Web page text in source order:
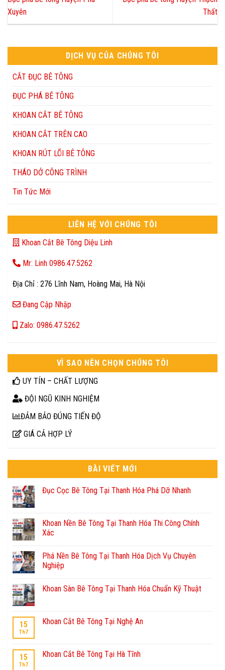
Xuyên
Thất
DỊCH VỤ CỦA CHÚNG TÔI
CẮT ĐỤC BÊ TÔNG
ĐỤC PHÁ BÊ TÔNG
KHOAN CẮT BÊ TÔNG
KHOAN CẮT TRÊN CAO
KHOAN RÚT LÕI BÊ TÔNG
THÁO DỞ CÔNG TRÌNH
Tin Tức Mới
LIÊN HỆ VỚI CHÚNG TÔI
Khoan Cắt Bê Tông Diệu Linh
Mr: Linh 0986.47.5262
Địa Chỉ : 276 Lĩnh Nam, Hoàng Mai, Hà Nội
Đang Cập Nhập
Zalo: 0986.47.5262
VÌ SAO NÊN CHỌN CHÚNG TÔI
UY TÍN – CHẤT LƯỢNG
ĐỘI NGŨ KINH NGHIỆM
ĐẢM BẢO ĐÚNG TIẾN ĐỘ
GIÁ CẢ HỢP LÝ
BÀI VIẾT MỚI
Đục Cọc Bê Tông Tại Thanh Hóa Phá Dỡ Nhanh
Khoan Nền Bê Tông Tại Thanh Hóa Thi Công Chính
Xác
Phá Nền Bê Tông Tại Thanh Hóa Dịch Vụ Chuyên
Nghiệp
Khoan Sàn Bê Tông Tại Thanh Hóa Chuẩn Kỹ Thuật
15
Th7
Khoan Cắt Bê Tông Tại Nghệ An
15
Th7
Khoan Cắt Bê Tông Tại Hà Tĩnh